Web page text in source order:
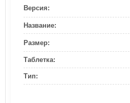
Версия:
Название:
Размер:
Таблетка:
Тип: